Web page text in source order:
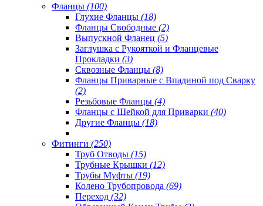
Фланцы (100)
Глухие Фланцы (18)
Фланцы Свободные (2)
Выпускной Фланец (5)
Заглушка с Рукояткой и Фланцевые
Прокладки (3)
Сквозные Фланцы (8)
Фланцы Приварные с Впадиной под Сварку
(2)
Резьбовые Фланцы (4)
Фланцы с Шейкой для Приварки (40)
Другие Фланцы (18)
Фитинги (250)
Труб Отводы (15)
Трубные Крышки (12)
Трубы Муфты (19)
Колено Трубопровода (69)
Переход (32)